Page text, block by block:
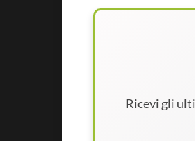
Ricevi gli